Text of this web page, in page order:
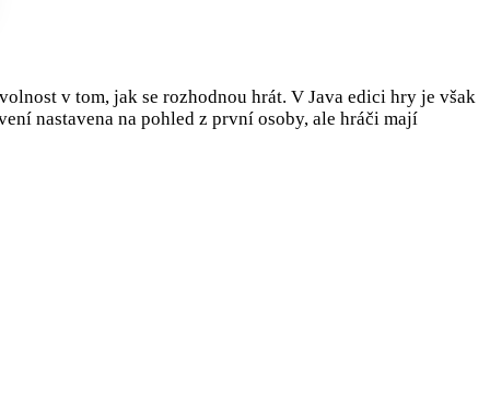
v tom, jak se rozhodnou hrát. V Java edici hry je však
nastavena na pohled z první osoby, ale hráči mají